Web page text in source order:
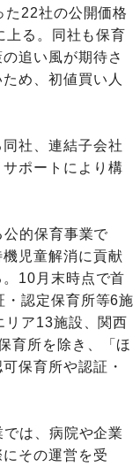
た22社の公開価格
上る。同社も保育
追い風が期待さ
め、初値買い人
社、連結子会社
ポートにより構
的保育事業で
児童解消に貢献
10月末時点で首
認定保育所等6施
リア13施設、関西
育所を除き、「ほ
保育所や認証・
は、病院や企業
その運営を受